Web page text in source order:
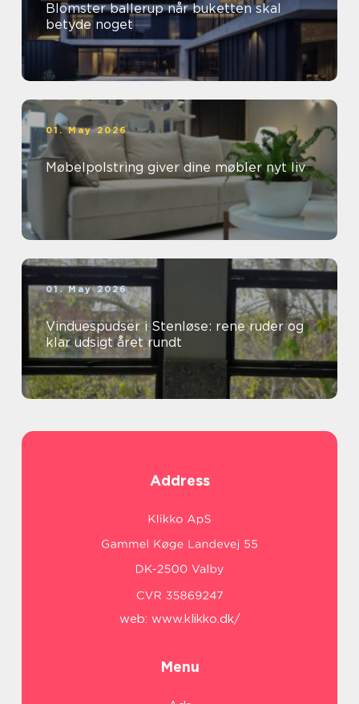
Blomster ballerup når buketten skal
betyde noget
01. May 2026
Møbelpolstring giver dine møbler nyt liv
01. May 2026
Vinduespudser i Stenløse: rene ruder og
klar udsigt året rundt
Address
web: www.klikko.dk/
Menu